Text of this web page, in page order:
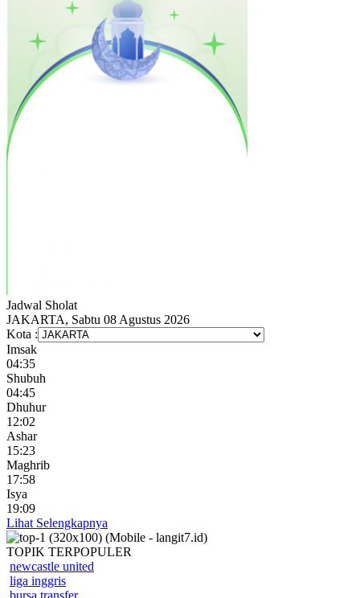
Jadwal Sholat
JAKARTA, Sabtu 08 Agustus 2026
Kota :
Imsak
04:35
Shubuh
04:45
Dhuhur
12:02
Ashar
15:23
Maghrib
17:58
Isya
19:09
Lihat Selengkapnya
TOPIK TERPOPULER
newcastle united
liga inggris
bursa transfer